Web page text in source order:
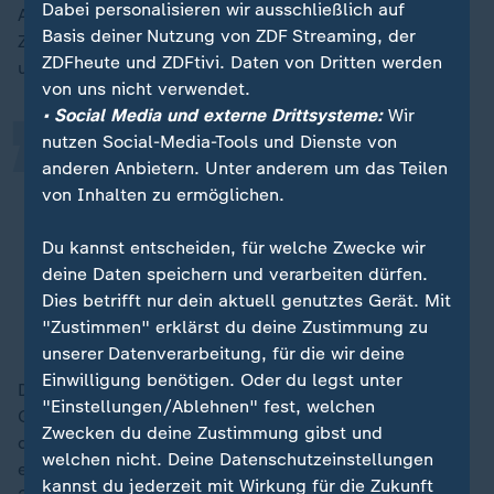
Amerika die Analyse betreut. Sie betont gegenüber
ZDFheute, Projekte wie "Open Books" seien
unverzichtbar.
Kostenlose Bücher von
gemeinnützigen Projekten sind ein
Menschen, ohne die sie schlicht
nichts zu lesen hätten.
„
Moria Marquis, Prison Banned Books Week
Die Einschränkungen für Büchersendungen in
Gefängnis seien demnach noch schwerwiegender als
die inhaltliche Zensur. Doch auch diese Verbote sind
erheblich. Im Jahr 2023 standen in Florida über
Dabei personalisieren wir ausschließlich auf
Basis deiner Nutzung von ZDF Streaming, der
ZDFheute und ZDFtivi. Daten von Dritten werden
von uns nicht verwendet.
• Social Media und externe Drittsysteme:Wir
nutzen Social-Media-Tools und Dienste von
anderen Anbietern. Unter anderem um das Teilen
von Inhalten zu ermöglichen.
Du kannst entscheiden, für welche Zwecke wir
deine Daten speichern und verarbeiten dürfen.
Dies betrifft nur dein aktuell genutztes Gerät. Mit
"Zustimmen" erklärst du deine Zustimmung zu
unserer Datenverarbeitung, für die wir deine
Einwilligung benötigen. Oder du legst unter
"Einstellungen/Ablehnen" fest, welchen
Zwecken du deine Zustimmung gibst und
welchen nicht. Deine Datenschutzeinstellungen
kannst du jederzeit mit Wirkung für die Zukunft